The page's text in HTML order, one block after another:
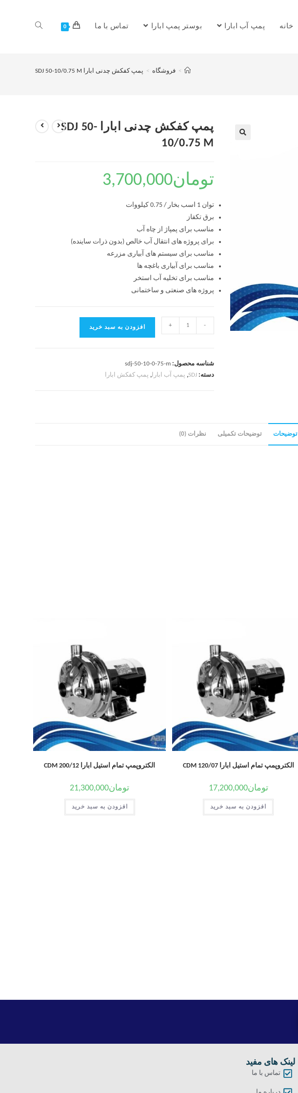
خانه پمپ آب ابارا بوستر پمپ ابارا تماس با ما 0
> فروشگاه > پمپ کفکش چدنی ابارا SDJ 50-10/0.75 M
پمپ کفکش چدنی ابارا SDJ 50-
10/0.75 M
تومان3,700,000
توان 1 اسب بخار / 0.75 کیلووات
برق تکفاز
مناسب برای پمپاژ از چاه آب
برای پروژه های انتقال آب خالص (بدون ذرات ساینده)
مناسب برای سیستم های آبیاری مزرعه
مناسب برای آبیاری باغچه ها
مناسب برای تخلیه آب استخر
پروژه های صنعتی و ساختمانی
-
+ افزودن به سبد خرید
شناسه محصول:sdj-50-10-0-75-m
دسته:SDJ
, پمپ آب ابارا, پمپ کفکش ابارا
توضیحات توضیحات تکمیلی نظرات (0)
الکتروپمپ تمام استیل ابارا CDM 120/07
تومان17,200,000
افزودن به سبد خرید
الکتروپمپ تمام استیل ابارا CDM 200/12
تومان21,300,000
افزودن به سبد خرید
لینک های مفید
تماس با ما